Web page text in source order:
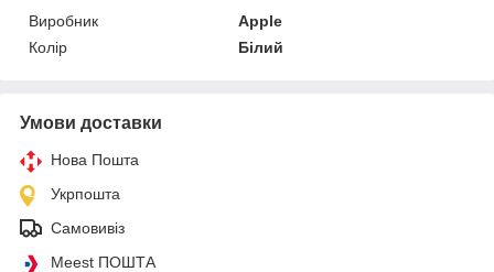
Виробник
Apple
Колір
Білий
Умови доставки
Нова Пошта
Укрпошта
Самовивіз
Meest ПОШТА